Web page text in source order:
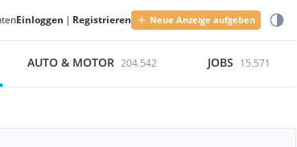
Einloggen | Registrieren Neue Anzeige aufgeben
AUTO & MOTOR 204.542 JOBS 15.571